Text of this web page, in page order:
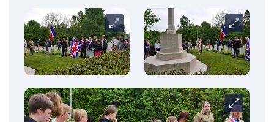
Carrousel Carrousel
Carrousel